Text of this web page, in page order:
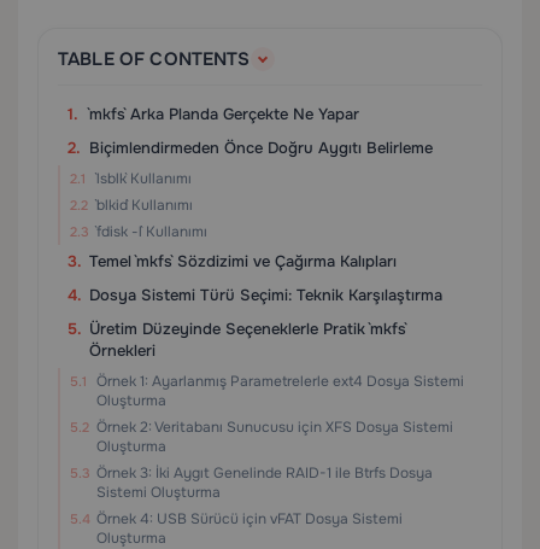
TABLE OF CONTENTS
`mkfs` Arka Planda Gerçekte Ne Yapar
Biçimlendirmeden Önce Doğru Aygıtı Belirleme
`lsblk` Kullanımı
`blkid` Kullanımı
`fdisk -l` Kullanımı
Temel `mkfs` Sözdizimi ve Çağırma Kalıpları
Dosya Sistemi Türü Seçimi: Teknik Karşılaştırma
Üretim Düzeyinde Seçeneklerle Pratik `mkfs`
Örnekleri
Örnek 1: Ayarlanmış Parametrelerle ext4 Dosya Sistemi
Oluşturma
Örnek 2: Veritabanı Sunucusu için XFS Dosya Sistemi
Oluşturma
Örnek 3: İki Aygıt Genelinde RAID-1 ile Btrfs Dosya
Sistemi Oluşturma
Örnek 4: USB Sürücü için vFAT Dosya Sistemi
Oluşturma